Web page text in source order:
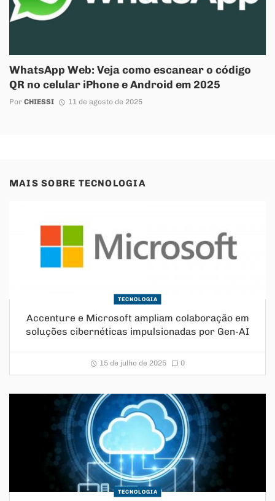
WhatsApp Web: Veja como escanear o código
QR no celular iPhone e Android em 2025
Por CHIESSI 11 de agosto de 2025
MAIS SOBRE TECNOLOGIA
TECNOLOGIA
Accenture e Microsoft ampliam colaboração em
soluções cibernéticas impulsionadas por Gen-AI
15 de julho de 2025 0
TECNOLOGIA